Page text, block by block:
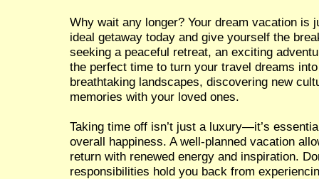
Why wait any longer? Your dream vacation is
ideal getaway today and give yourself the
seeking a peaceful retreat, an exciting
the perfect time to turn your travel dreams
breathtaking landscapes, discovering new
memories with your loved ones.
Taking time off isn’t just a luxury—it’s
overall happiness. A well-planned vacation
return with renewed energy and inspiration.
responsibilities hold you back from